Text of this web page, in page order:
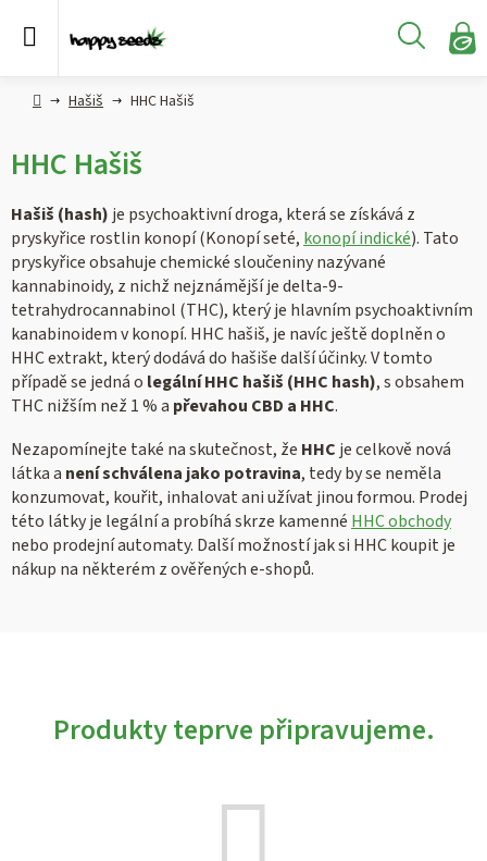
Hledat
Semena
CBD,
HHC
konopí
Konopné
produkty
Hašiš
Kratom
HlavníHašiš HHC Hašiš
HHC Hašiš
Hašiš (hash) je psychoaktivní droga, která se získává z
pryskyřice rostlin konopí (Konopí seté, konopí indické). Tato
pryskyřice obsahuje chemické sloučeniny nazývané
kannabinoidy, z nichž nejznámější je delta-9-
tetrahydrocannabinol (THC), který je hlavním psychoaktivním
kanabinoidem v konopí. HHC hašiš, je navíc ještě doplněn o
HHC extrakt, který dodává do hašiše další účinky. V tomto
případě se jedná o legální HHC hašiš (HHC hash), s obsahem
THC nižším než 1 % a převahou CBD a HHC.
Nezapomínejte také na skutečnost, že HHC je celkově nová
látka a není schválena jako potravina, tedy by se neměla
konzumovat, kouřit, inhalovat ani užívat jinou formou. Prodej
této látky je legální a probíhá skrze kamenné HHC obchody
nebo prodejní automaty. Další možností jak si HHC koupit je
nákup na některém z ověřených e-shopů.
Produkty teprve připravujeme.